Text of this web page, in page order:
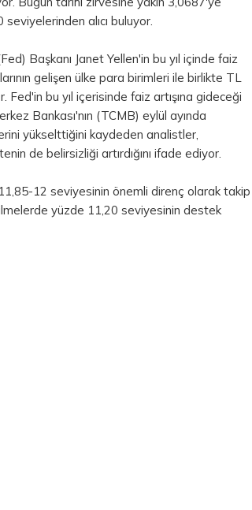
alıcı buluyor.
Başkanı Janet Yellen'in bu yıl içinde faiz
gelişen ülke para birimleri ile birlikte TL
Fed'in bu yıl içerisinde faiz artışına gideceği
Bankası'nın (TCMB) eylül ayında
yükselttiğini kaydeden analistler,
de belirsizliği artırdığını ifade ediyor.
12 seviyesinin önemli direnç olarak takip
yüzde 11,20 seviyesinin destek